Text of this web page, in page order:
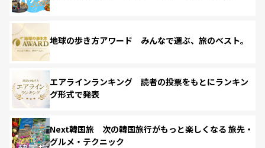
地球の歩き方アワード みんなで選ぶ、旅のベスト。
エアラインランキング 読者の投票をもとにランキン
グ形式で発表
Next韓国旅 次の韓国旅行がもっと楽しくなる 旅先・
グルメ・テクニック